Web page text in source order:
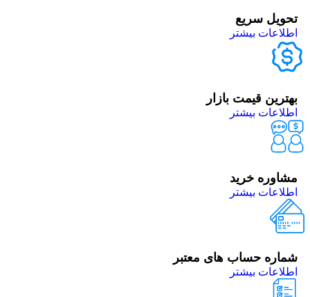
تحویل سریع
اطلاعات بیشتر
بهترین قیمت بازار
اطلاعات بیشتر
مشاوره خرید
اطلاعات بیشتر
شماره حساب های معتبر
اطلاعات بیشتر